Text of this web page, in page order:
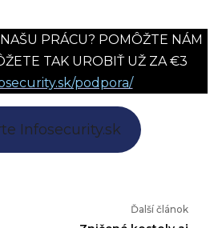
PRÁCU? POMÔŽTE NÁM
TAK UROBIŤ UŽ ZA €3
podpora/
Infosecurity.sk
Ďalší článok